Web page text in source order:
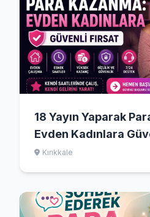
18 Yayın Yaparak
Evden Kadınlara
(2026)
Kırıkkale